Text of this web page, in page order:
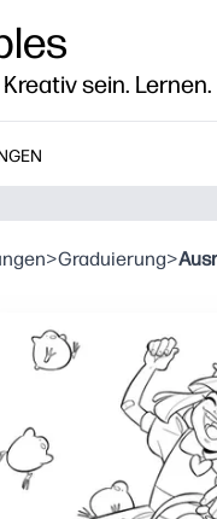
sein. Lernen.
>Graduierung>